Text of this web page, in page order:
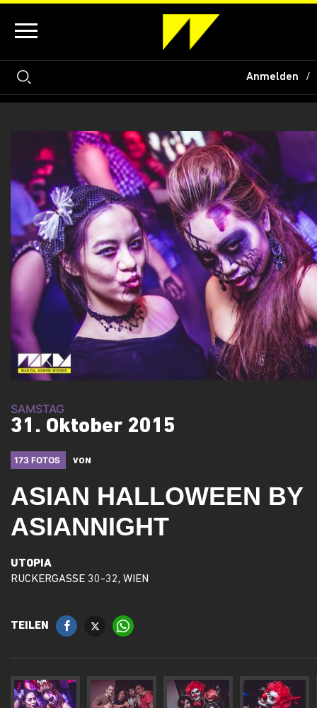
Anmelden
SAMSTAG
31. Oktober 2015
173 FOTOS VON
ASIAN HALLOWEEN BY
ASIANNIGHT
UTOPIA
RUCKERGASSE 30-32, WIEN
TEILEN